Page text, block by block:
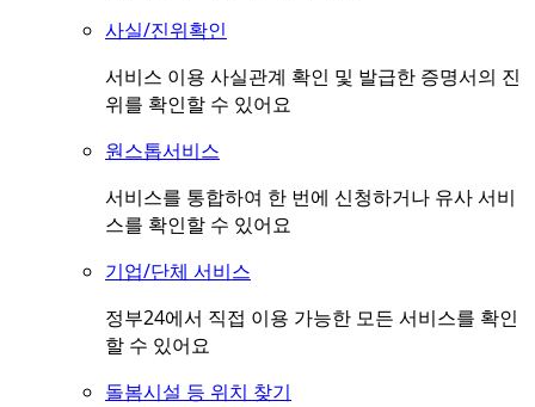
사실/진위확인
서비스 이용 사실관계 확인 및 발급한 증명서의 진
위를 확인할 수 있어요
원스톱서비스
서비스를 통합하여 한 번에 신청하거나 유사 서비
스를 확인할 수 있어요
기업/단체 서비스
정부24에서 직접 이용 가능한 모든 서비스를 확인
할 수 있어요
돌봄시설 등 위치 찾기